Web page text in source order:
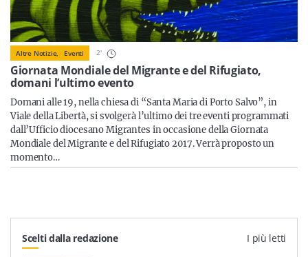
Giornata Mondiale del Migrante e del Rifugiato,
domani l’ultimo evento
Altre Notizie, Eventi 2'
Domani alle 19, nella chiesa di “Santa Maria di Porto Salvo”, in
Viale della Libertà, si svolgerà l’ultimo dei tre eventi programmati
dall’Ufficio diocesano Migrantes in occasione della Giornata
Mondiale del Migrante e del Rifugiato 2017. Verrà proposto un
momento…
Scelti dalla redazione I più letti